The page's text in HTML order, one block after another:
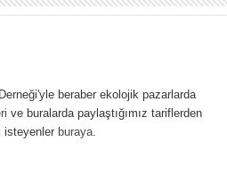
beraber ekolojik pazarlarda
ve buralarda paylaştığımız tariflerden
isteyenler buraya.